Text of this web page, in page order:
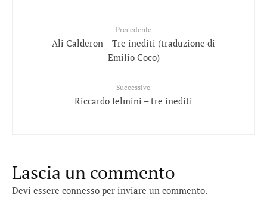
Precedente
Ali Calderon – Tre inediti (traduzione di
Emilio Coco)
Successivo
Riccardo Ielmini – tre inediti
Lascia un commento
Devi essere connesso per inviare un commento.